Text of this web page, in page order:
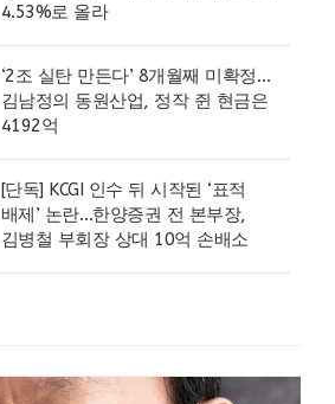
4.53%로 올라
‘2조 실탄 만든다’ 8개월째 미확정…
김남정의 동원산업, 정작 쥔 현금은
4192억
[단독] KCGI 인수 뒤 시작된 ‘표적
배제’ 논란…한양증권 전 본부장,
김병철 부회장 상대 10억 손배소